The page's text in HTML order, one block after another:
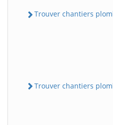
Trouver chantiers
Trouver chantiers